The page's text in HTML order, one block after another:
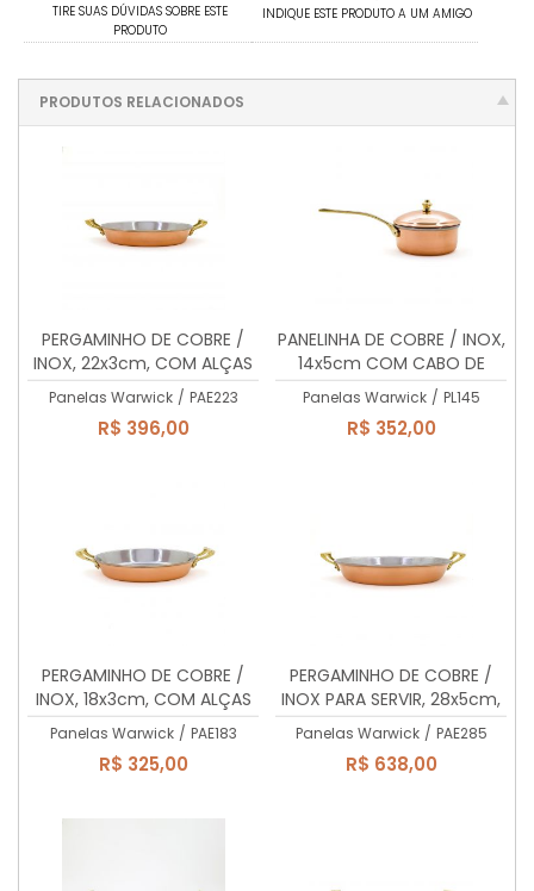
TIRE SUAS DÚVIDAS SOBRE ESTE
PRODUTO
INDIQUE ESTE PRODUTO A UM AMIGO
PRODUTOS RELACIONADOS
PERGAMINHO DE COBRE /
INOX, 22x3cm, COM ALÇAS
DE LATÃO MACIÇO, 1 litro
Panelas Warwick / PAE223
R$ 396,00
PANELINHA DE COBRE / INOX,
14x5cm COM CABO DE
LATÃO MACIÇO, 770ml
Panelas Warwick / PL145
R$ 352,00
PERGAMINHO DE COBRE /
INOX, 18x3cm, COM ALÇAS
DE LATÃO MACIÇO, 650ml.
Panelas Warwick / PAE183
R$ 325,00
PERGAMINHO DE COBRE /
INOX PARA SERVIR, 28x5cm,
COM ALÇAS, 2,65 Lts
Panelas Warwick / PAE285
R$ 638,00